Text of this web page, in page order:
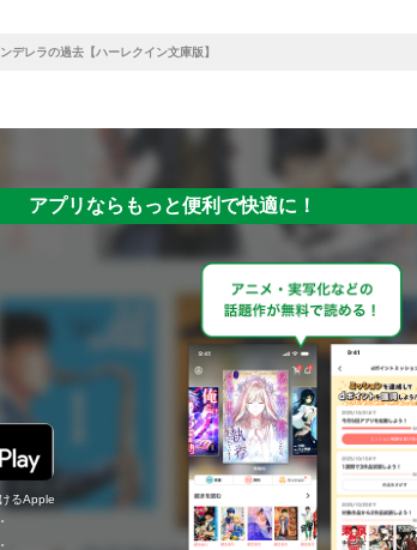
デレラの過去【ハーレクイン文庫版】
アプリならもっと便利で快適に！
るApple